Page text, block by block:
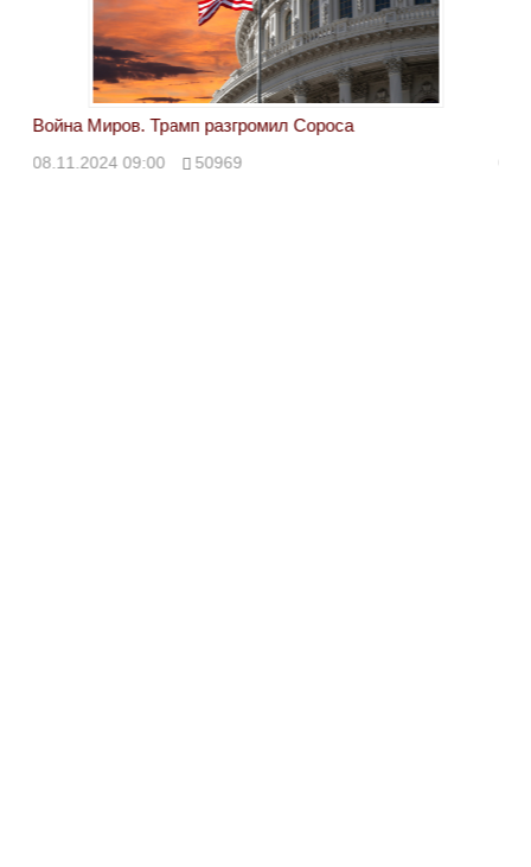
Война Миров. Трамп разгромил Сороса
08.11.2024 09:00 50969